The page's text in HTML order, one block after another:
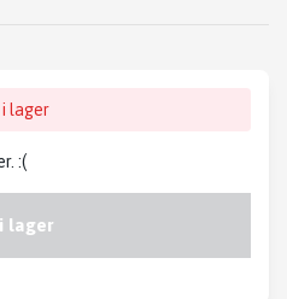
i lager
:(
lager